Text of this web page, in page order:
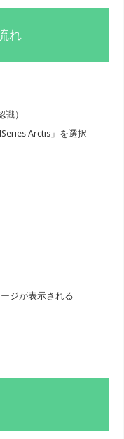
れ
）
Arctis」を選択
ジが表示される